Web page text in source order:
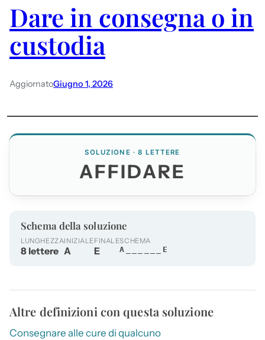
Dare in consegna o in
custodia
AggiornatoGiugno 1, 2026
SOLUZIONE · 8 LETTERE
AFFIDARE
Schema della soluzione
LUNGHEZZA
8 lettere
INIZIALE
A
FINALE
E
SCHEMA
A______E
Altre definizioni con questa soluzione
Consegnare alle cure di qualcuno